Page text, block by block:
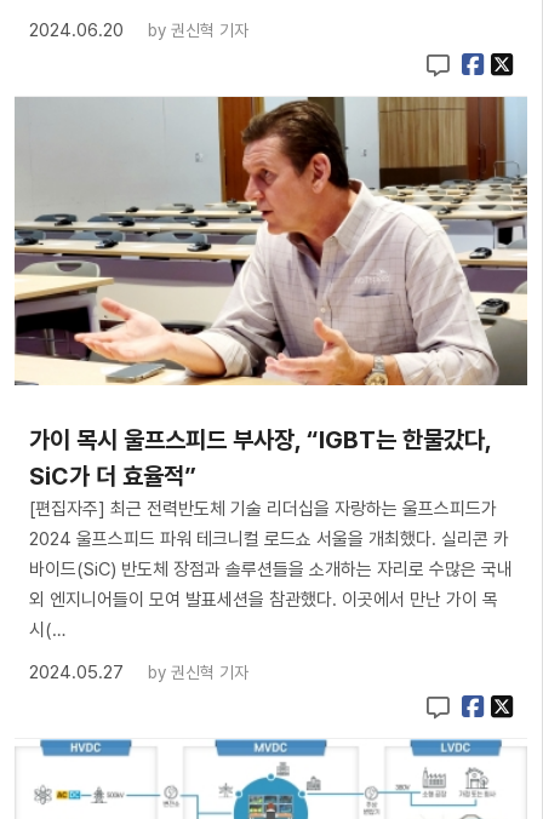
2024.06.20
by 권신혁 기자
가이 목시 울프스피드 부사장, “IGBT는 한물갔다,
SiC가 더 효율적”
[편집자주] 최근 전력반도체 기술 리더십을 자랑하는 울프스피드가
2024 울프스피드 파워 테크니컬 로드쇼 서울을 개최했다. 실리콘 카
바이드(SiC) 반도체 장점과 솔루션들을 소개하는 자리로 수많은 국내
외 엔지니어들이 모여 발표세션을 참관했다. 이곳에서 만난 가이 목
시(…
2024.05.27
by 권신혁 기자